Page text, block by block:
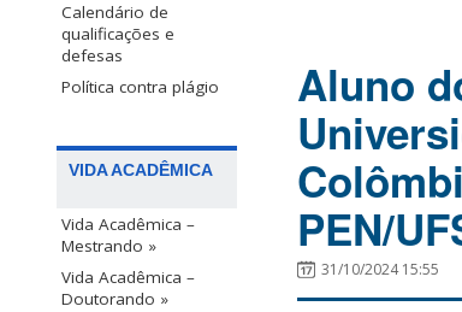
Calendário de
qualificações e
defesas
Política contra plágio
VIDA ACADÊMICA
Vida Acadêmica –
Mestrando »
Vida Acadêmica –
Doutorando »
Aluno
PEN/
31/10/2024 15:55